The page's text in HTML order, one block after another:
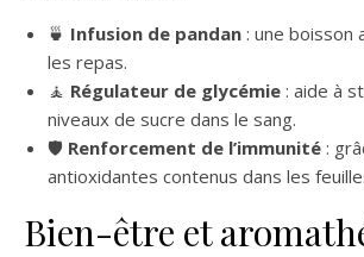
🍵 Infusion de pandan : une boisson
les repas.
🧘 Régulateur de glycémie : aide à
niveaux de sucre dans le sang.
🛡️ Renforcement de l’immunité :
antioxidantes contenus dans les
Bien-être et